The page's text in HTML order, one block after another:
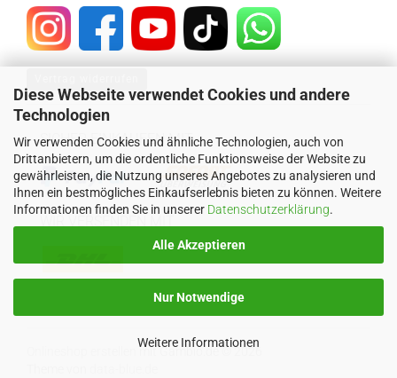
Diese Webseite verwendet Cookies und andere
Technologien
Wir verwenden Cookies und ähnliche Technologien, auch von
Drittanbietern, um die ordentliche Funktionsweise der Website zu
gewährleisten, die Nutzung unseres Angebotes zu analysieren und
Ihnen ein bestmögliches Einkaufserlebnis bieten zu können. Weitere
Informationen finden Sie in unserer Datenschutzerklärung.
Alle Akzeptieren
Nur Notwendige
Weitere Informationen
SICHER EINKAUFEN MIT
mit Gambio.de © 2026